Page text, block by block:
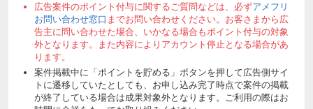
広告案件のポイント付与に関するご質問などは、必ずアメフリ
お問い合わせ窓口 までお問い合わせください。お客さまから広
告主に問い合わせた場合、いかなる場合もポイント付与の対象
外となります。また内容によりアカウント停止となる場合があ
ります。
案件掲載中に「ポイントを貯める」ボタンを押して広告側サイ
トに遷移していたとしても、お申し込み完了時点で案件の掲載
が終了している場合は成果対象外となります。ご利用の際はお